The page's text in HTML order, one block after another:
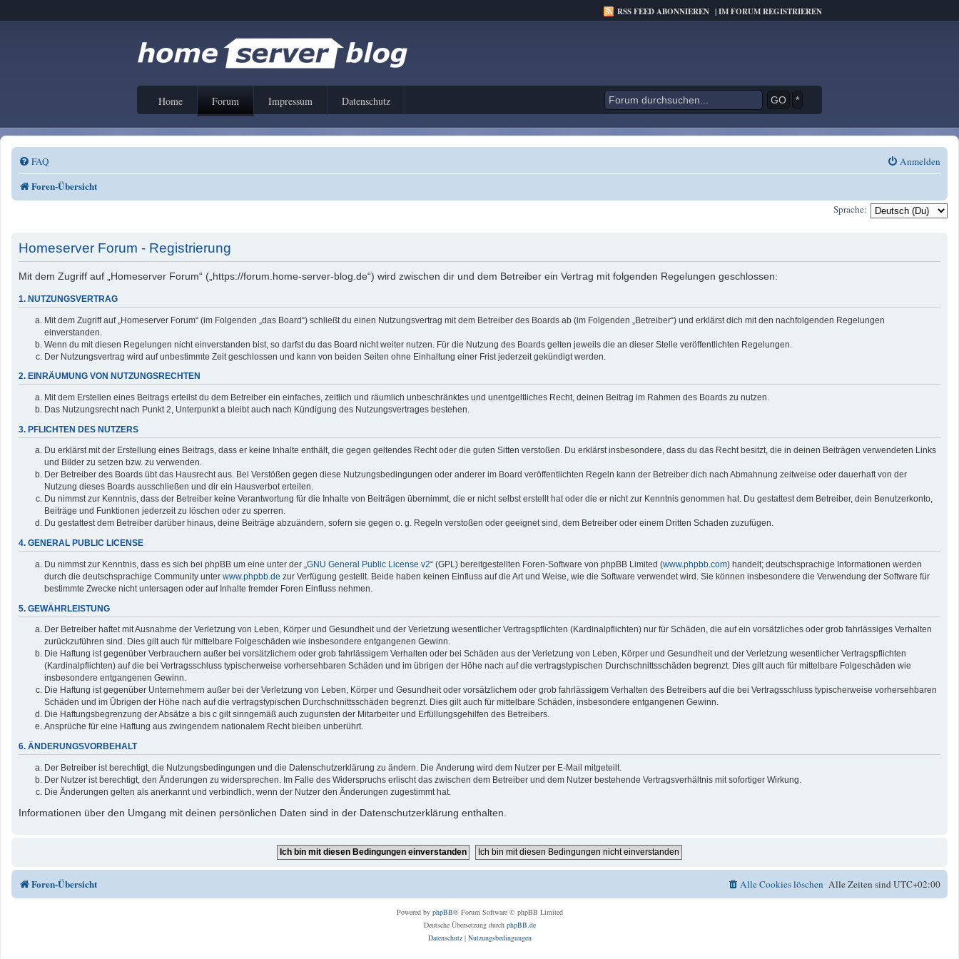
RSS FEED ABONNIEREN |IM FORUM REGISTRIEREN
Home Forum Impressum Datenschutz *
FAQ Anmelden
Foren-Übersicht
Sprache:
Homeserver Forum - Registrierung
Mit dem Zugriff auf „Homeserver Forum“ („https://forum.home-server-blog.de“) wird zwischen dir und dem Betreiber ein Vertrag mit folgenden Regelungen geschlossen:
1. NUTZUNGSVERTRAG
Mit dem Zugriff auf „Homeserver Forum“ (im Folgenden „das Board“) schließt du einen Nutzungsvertrag mit dem Betreiber des Boards ab (im Folgenden „Betreiber“) und erklärst dich mit den nachfolgenden Regelungen
einverstanden.
Wenn du mit diesen Regelungen nicht einverstanden bist, so darfst du das Board nicht weiter nutzen. Für die Nutzung des Boards gelten jeweils die an dieser Stelle veröffentlichten Regelungen.
Der Nutzungsvertrag wird auf unbestimmte Zeit geschlossen und kann von beiden Seiten ohne Einhaltung einer Frist jederzeit gekündigt werden.
2. EINRÄUMUNG VON NUTZUNGSRECHTEN
Mit dem Erstellen eines Beitrags erteilst du dem Betreiber ein einfaches, zeitlich und räumlich unbeschränktes und unentgeltliches Recht, deinen Beitrag im Rahmen des Boards zu nutzen.
Das Nutzungsrecht nach Punkt 2, Unterpunkt a bleibt auch nach Kündigung des Nutzungsvertrages bestehen.
3. PFLICHTEN DES NUTZERS
Du erklärst mit der Erstellung eines Beitrags, dass er keine Inhalte enthält, die gegen geltendes Recht oder die guten Sitten verstoßen. Du erklärst insbesondere, dass du das Recht besitzt, die in deinen Beiträgen verwendeten Links
und Bilder zu setzen bzw. zu verwenden.
Der Betreiber des Boards übt das Hausrecht aus. Bei Verstößen gegen diese Nutzungsbedingungen oder anderer im Board veröffentlichten Regeln kann der Betreiber dich nach Abmahnung zeitweise oder dauerhaft von der
Nutzung dieses Boards ausschließen und dir ein Hausverbot erteilen.
Du nimmst zur Kenntnis, dass der Betreiber keine Verantwortung für die Inhalte von Beiträgen übernimmt, die er nicht selbst erstellt hat oder die er nicht zur Kenntnis genommen hat. Du gestattest dem Betreiber, dein Benutzerkonto,
Beiträge und Funktionen jederzeit zu löschen oder zu sperren.
Du gestattest dem Betreiber darüber hinaus, deine Beiträge abzuändern, sofern sie gegen o. g. Regeln verstoßen oder geeignet sind, dem Betreiber oder einem Dritten Schaden zuzufügen.
4. GENERAL PUBLIC LICENSE
Du nimmst zur Kenntnis, dass es sich bei phpBB um eine unter der „ GNU General Public License v2“ (GPL) bereitgestellten Foren-Software von phpBB Limited (www.phpbb.com) handelt; deutschsprachige Informationen werden
durch die deutschsprachige Community unter www.phpbb.de zur Verfügung gestellt. Beide haben keinen Einfluss auf die Art und Weise, wie die Software verwendet wird. Sie können insbesondere die Verwendung der Software für
bestimmte Zwecke nicht untersagen oder auf Inhalte fremder Foren Einfluss nehmen.
5. GEWÄHRLEISTUNG
Der Betreiber haftet mit Ausnahme der Verletzung von Leben, Körper und Gesundheit und der Verletzung wesentlicher Vertragspflichten (Kardinalpflichten) nur für Schäden, die auf ein vorsätzliches oder grob fahrlässiges Verhalten
zurückzuführen sind. Dies gilt auch für mittelbare Folgeschäden wie insbesondere entgangenen Gewinn.
Die Haftung ist gegenüber Verbrauchern außer bei vorsätzlichem oder grob fahrlässigem Verhalten oder bei Schäden aus der Verletzung von Leben, Körper und Gesundheit und der Verletzung wesentlicher Vertragspflichten
(Kardinalpflichten) auf die bei Vertragsschluss typischerweise vorhersehbaren Schäden und im übrigen der Höhe nach auf die vertragstypischen Durchschnittsschäden begrenzt. Dies gilt auch für mittelbare Folgeschäden wie
insbesondere entgangenen Gewinn.
Die Haftung ist gegenüber Unternehmern außer bei der Verletzung von Leben, Körper und Gesundheit oder vorsätzlichem oder grob fahrlässigem Verhalten des Betreibers auf die bei Vertragsschluss typischerweise vorhersehbaren
Schäden und im Übrigen der Höhe nach auf die vertragstypischen Durchschnittsschäden begrenzt. Dies gilt auch für mittelbare Schäden, insbesondere entgangenen Gewinn.
Die Haftungsbegrenzung der Absätze a bis c gilt sinngemäß auch zugunsten der Mitarbeiter und Erfüllungsgehilfen des Betreibers.
Ansprüche für eine Haftung aus zwingendem nationalem Recht bleiben unberührt.
6. ÄNDERUNGSVORBEHALT
Der Betreiber ist berechtigt, die Nutzungsbedingungen und die Datenschutzerklärung zu ändern. Die Änderung wird dem Nutzer per E-Mail mitgeteilt.
Der Nutzer ist berechtigt, den Änderungen zu widersprechen. Im Falle des Widerspruchs erlischt das zwischen dem Betreiber und dem Nutzer bestehende Vertragsverhältnis mit sofortiger Wirkung.
Die Änderungen gelten als anerkannt und verbindlich, wenn der Nutzer den Änderungen zugestimmt hat.
Informationen über den Umgang mit deinen persönlichen Daten sind in der Datenschutzerklärung enthalten.
Foren-Übersicht Alle Zeiten sindUTC+02:00
Alle Cookies löschen
Powered by phpBB® Forum Software © phpBB Limited
Deutsche Übersetzung durch phpBB.de
Datenschutz| Nutzungsbedingungen